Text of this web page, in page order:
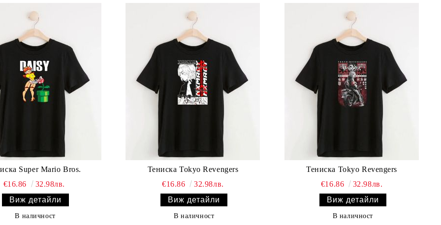
Super Mario Bros.
€16.86
32.98лв.
Виж детайли
В наличност
Тениска Tokyo Revengers
€16.86
32.98лв.
Виж детайли
В наличност
Тениска Tokyo Revengers
€16.86
32.98лв.
Виж детайли
В наличност